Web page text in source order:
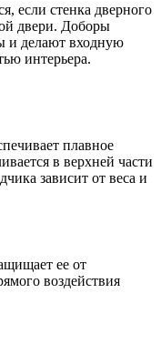
если стенка дверного
двери. Доборы
и делают входную
интерьера.
плавное
в верхней части
зависит от веса и
ее от
воздействия